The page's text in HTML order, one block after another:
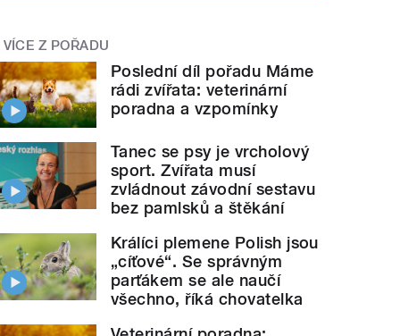
VÍCE Z POŘADU
Poslední díl pořadu Máme
rádi zvířata: veterinární
poradna a vzpomínky
Tanec se psy je vrcholový
sport. Zvířata musí
zvládnout závodní sestavu
bez pamlsků a štěkání
Králíci plemene Polish jsou
„cíťové“. Se správným
parťákem se ale naučí
všechno, říká chovatelka